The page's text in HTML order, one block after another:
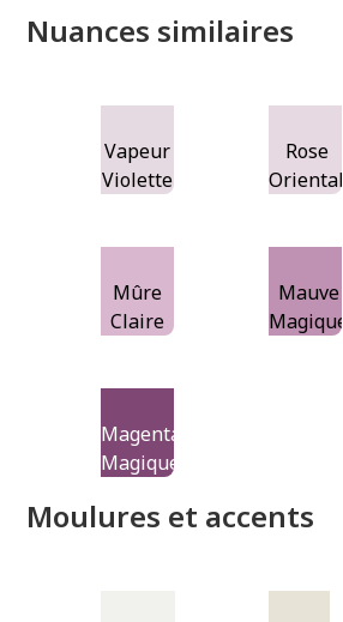
Nuances similaires
Vapeur
Violette
Rose
Oriental
Mûre
Claire
Mauve
Magique
Magenta
Magique
Moulures et accents